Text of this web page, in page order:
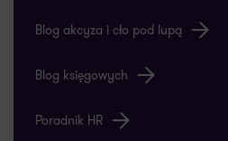
Blog akcyza i cło pod lupą
Blog księgowych
Poradnik HR